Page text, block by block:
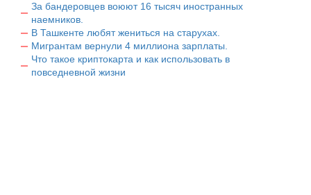
За бандеровцев воюют 16 тысяч иностранных
наемников.
В Ташкенте любят жениться на старухах.
Мигрантам вернули 4 миллиона зарплаты.
Что такое криптокарта и как использовать в
повседневной жизни